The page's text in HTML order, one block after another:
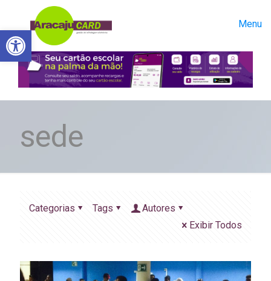
Abrir a barra de ferramentas
Menu
sede
Categorias Tags
Autores
Exibir Todos